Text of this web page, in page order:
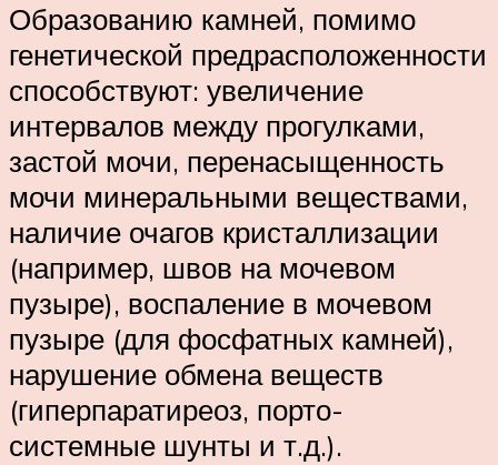
Образованию камней, помимо
генетической предрасположенности
способствуют: увеличение
интервалов между прогулками,
застой мочи, перенасыщенность
мочи минеральными веществами,
наличие очагов кристаллизации
(например, швов на мочевом
пузыре), воспаление в мочевом
пузыре (для фосфатных камней),
нарушение обмена веществ
(гиперпаратиреоз, порто-
системные шунты и т.д.).